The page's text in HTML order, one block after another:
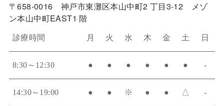
〒658-0016 神戸市東灘区本山中町2 丁目3-12 メゾ
ン本山中町EAST1 階
診療時間 月 火 水 木 金 土 日
8:30～12:30 ● ● ● ● ● ● -
14:30～19:00 ● ● ※ ● ● △ -